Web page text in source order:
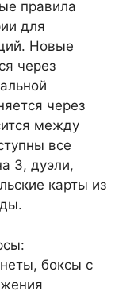
правила
для
Новые
через
через
между
все
3, дуэли,
карты из
боксы с